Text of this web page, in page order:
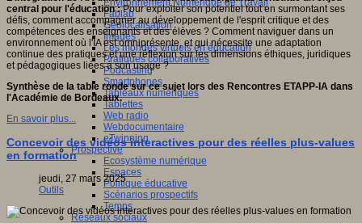
Environnement Numérique de Travail
Fablab
Géolocalisation
Images
Les mondes virtuels en éducation
Pratiques collaboratives
Podcasting
Smartphones
Tableaux numériques
Tablettes
Web radio
Webdocumentaire
eTwinning
Prospective
Ecosystème numérique
Espaces
Politique éducative
Scénarios prospectifs
Temps
Réseaux sociaux
central pour l'éducation :Pour exploiter son potentiel tout en surmontant ses
défis, comment accompagner au développement de l'esprit critique et des
compétences des enseignants et des élèves ? Comment naviguer dans un
environnement où l'IA est omniprésente, et qui nécessite une adaptation
continue des pratiques et une réflexion sur les dimensions éthiques, juridiques
et pédagogiques liées à son usage ?
Synthèse de la table ronde sur ce sujet lors des Rencontres ETAPP-IA dans
l'Académie de Bordeaux.
En savoir plus...
Concevoir des vidéos interactives pour des réelles plus-values
en formation
jeudi, 27 mars 2025
Outils